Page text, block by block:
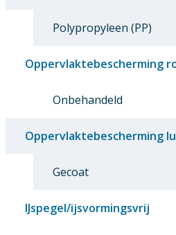
Polypropyleen (PP)
Oppervlaktebescherming
Onbehandeld
Oppervlaktebescherming
Gecoat
IJspegel/ijsvormingsvrij